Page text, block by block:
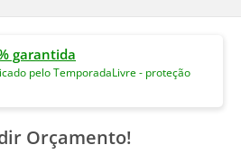
garantida
pelo TemporadaLivre - proteção
Orçamento!